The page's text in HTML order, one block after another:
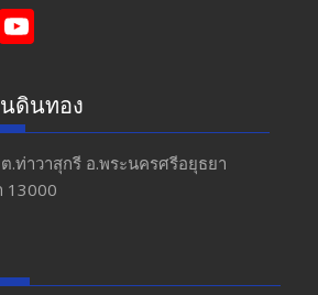
T
u
T
u
b
ดินทอง
.​ท่าวาสุกรี​ อ.พระนครศรีอยุธยา​
13000